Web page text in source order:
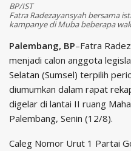
BP/IST
Fatra Radezayansyah bersama
kampanye di Muba beberapa
Palembang, BP–Fatra
menjadi calon anggota
Selatan (Sumsel) terpilih
diumumkan dalam rapat
digelar di lantai II ruang
Palembang, Senin (12/8).
Caleg Nomor Urut 1 Partai